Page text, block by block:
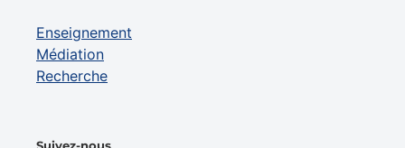
Enseignement
Médiation
Recherche